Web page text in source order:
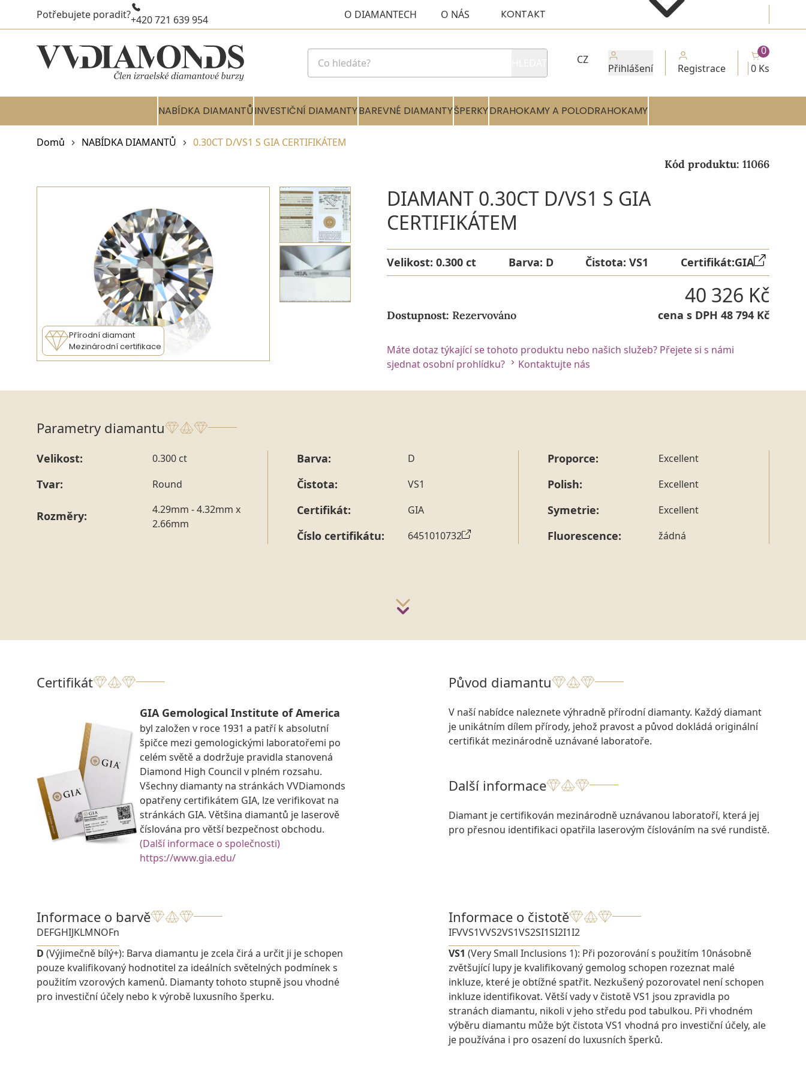
Potřebujete poradit?+420 721 639 954 O DIAMANTECH O NÁS KONTAKT
CZ
Přihlášení Registrace 0 Ks
0
NABÍDKA DIAMANTŮINVESTIČNÍ DIAMANTYBAREVNÉ DIAMANTYŠPERKYDRAHOKAMY A POLODRAHOKAMY
Domů NABÍDKA DIAMANTŮ 0.30CT D/VS1 S GIA CERTIFIKÁTEM
Kód produktu: 11066
Přírodní diamant
Mezinárodní certifikace
DIAMANT 0.30CT D/VS1 S GIA
CERTIFIKÁTEM
Velikost: 0.300 ct Barva: D Čistota:VS1 Certifikát:GIA
Dostupnost: Rezervováno
40 326 Kč
cena s DPH 48 794 Kč
Máte dotaz týkající se tohoto produktu nebo našich služeb? Přejete si s námi
sjednat osobní prohlídku?
Kontaktujte nás
Parametry diamantu
Velikost: 0.300 ct
Tvar: Round
Rozměry:
4.29mm - 4.32mm x
2.66mm
Barva: D
Čistota: VS1
Certifikát: GIA
Číslo certifikátu: 6451010732
Proporce: Excellent
Polish: Excellent
Symetrie: Excellent
Fluorescence: žádná
Certifikát
GIA Gemological Institute of America
byl založen v roce 1931 a patří k absolutní
špičce mezi gemologickými laboratořemi po
celém světě a dodržuje pravidla stanovená
Diamond High Council v plném rozsahu.
Všechny diamanty na stránkách VVDiamonds
opatřeny certifikátem GIA, lze verifikovat na
stránkách GIA. Většina diamantů je laserově
číslována pro větší bezpečnost obchodu.
(Další informace o společnosti)
https://www.gia.edu/
Původ diamantu
V naší nabídce naleznete výhradně přírodní diamanty. Každý diamant
je unikátním dílem přírody, jehož pravost a původ dokládá originální
certifikát mezinárodně uznávané laboratoře.
Další informace
Diamant je certifikován mezinárodně uznávanou laboratoří, která jej
pro přesnou identifikaci opatřila laserovým číslováním na své rundistě.
Informace o barvě
DEFGHIJKLMNOFn
D (Výjimečně bílý+): Barva diamantu je zcela čirá a určit ji je schopen
pouze kvalifikovaný hodnotitel za ideálních světelných podmínek s
použitím vzorových kamenů. Diamanty tohoto stupně jsou vhodné
pro investiční účely nebo k výrobě luxusního šperku.
Informace o čistotě
IFVVS1VVS2VS1VS2SI1SI2I1I2
VS1 (Very Small Inclusions 1): Při pozorování s použitím 10násobně
zvětšující lupy je kvalifikovaný gemolog schopen rozeznat malé
inkluze, které je obtížné spatřit. Nezkušený pozorovatel není schopen
inkluze identifikovat. Větší vady v čistotě VS1 jsou zpravidla po
stranách diamantu, nikoli v jeho středu pod tabulkou. Při vhodném
výběru diamantu může být čistota VS1 vhodná pro investiční účely, ale
je používána i pro osazení do luxusních šperků.